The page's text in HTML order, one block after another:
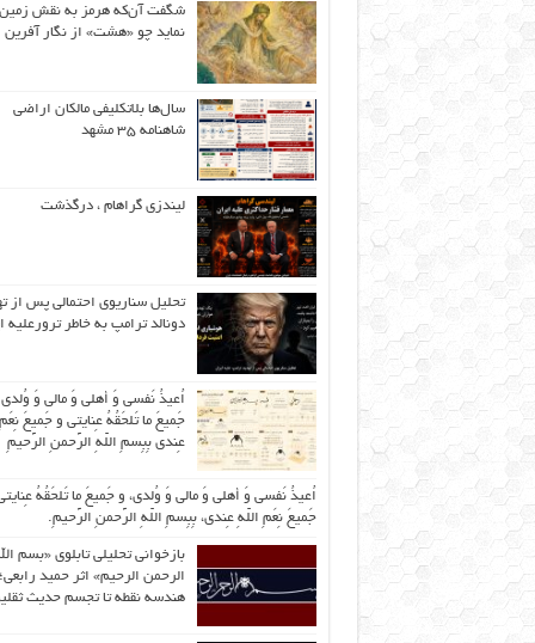
شگفت آن‌که هرمز به نقش زمین
نماید چو «هشت» از نگار آفرین
سال‌ها بلاتکلیفی مالکان اراضی
شاهنامه ۳۵ مشهد
لیندزی گراهام ، درگذشت
تحلیل سناریوی احتمالی پس از
دونالد ترامپ به خاطر ترورعلیه
اُعیذُ نَفسی وَ أهلی وَ مالی وَ
جَمیعَ ما تَلحَقُهُ عِنایتی و جَمیعَ نِعَمِ
عِندی بِبِسمِ اللّهِ الرَّحمنِ الرَّحیمِ
اُعیذُ نَفسی وَ أهلی وَ مالی وَ وُلدی، و جَمیعَ ما تَلحَقُهُ
جَمیعَ نِعَمِ اللّهِ عِندی، بِبِسمِ اللّهِ الرَّحمنِ الرَّحیمِ.
بازخوانی تحلیلی تابلوی «بسم
الرحمن الرحیم» اثر حمید رابعی؛
هندسه نقطه تا تجسم حدیث